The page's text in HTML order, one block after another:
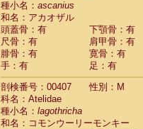
種小名： ascanius
和名：アカオザル
頭蓋骨：有
下顎骨：有
尺骨：有
肩甲骨：有
腓骨：有
寛骨：有
手：有
足：有
剖検番号：00407
性別：M
科名：Atelidae
種小名： lagothricha
和名：コモンウーリーモンキー